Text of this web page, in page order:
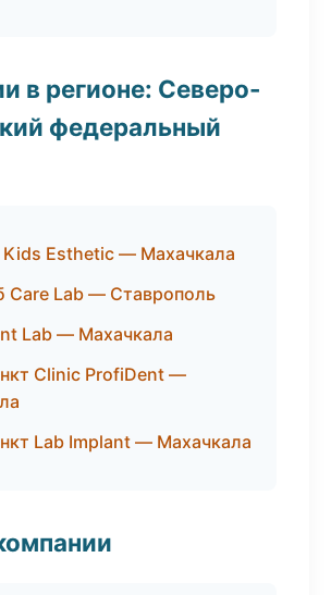
в регионе: Северо-
федеральный
Kids Esthetic — Махачкала
Care Lab — Ставрополь
Lab — Махачкала
Clinic ProfiDent —
Lab Implant — Махачкала